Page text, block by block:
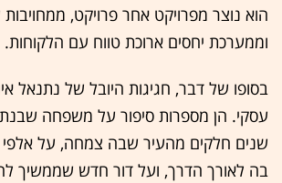
הוא נוצר מפרויקט אחר פרויקט,
וממערכת יחסים ארוכת טווח עם הלקוחות.
בסופו של דבר, חגיגות היובל של נתנאל
עסקי. הן מספרות סיפור על משפחה
שנים חלקים מהעיר שבה צמחה, על
בה לאורך הדרך, ועל דור חדש שממשיך